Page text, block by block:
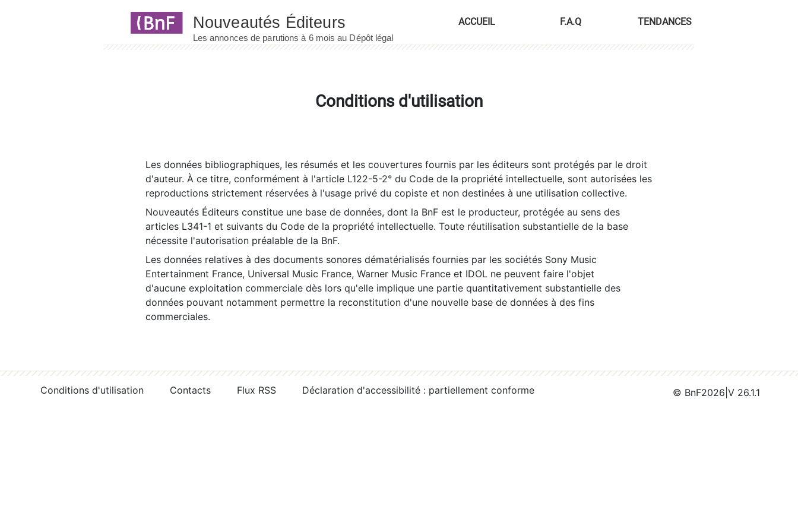
ACCUEIL F.A.Q TENDANCES
Conditions d'utilisation
Les données bibliographiques, les résumés et les couvertures fournis par les éditeurs sont protégés par le droit
d'auteur. À ce titre, conformément à l'article L122-5-2° du Code de la propriété intellectuelle, sont autorisées les
reproductions strictement réservées à l'usage privé du copiste et non destinées à une utilisation collective.
Nouveautés Éditeurs constitue une base de données, dont la BnF est le producteur, protégée au sens des
articles L341-1 et suivants du Code de la propriété intellectuelle. Toute réutilisation substantielle de la base
nécessite l'autorisation préalable de la BnF.
Les données relatives à des documents sonores dématérialisés fournies par les sociétés Sony Music
Entertainment France, Universal Music France, Warner Music France et IDOL ne peuvent faire l'objet
d'aucune exploitation commerciale dès lors qu'elle implique une partie quantitativement substantielle des
données pouvant notamment permettre la reconstitution d'une nouvelle base de données à des fins
commerciales.
Conditions d'utilisation Contacts Flux RSS Déclaration d'accessibilité : partiellement conforme © BnF2026 V 26.1.1